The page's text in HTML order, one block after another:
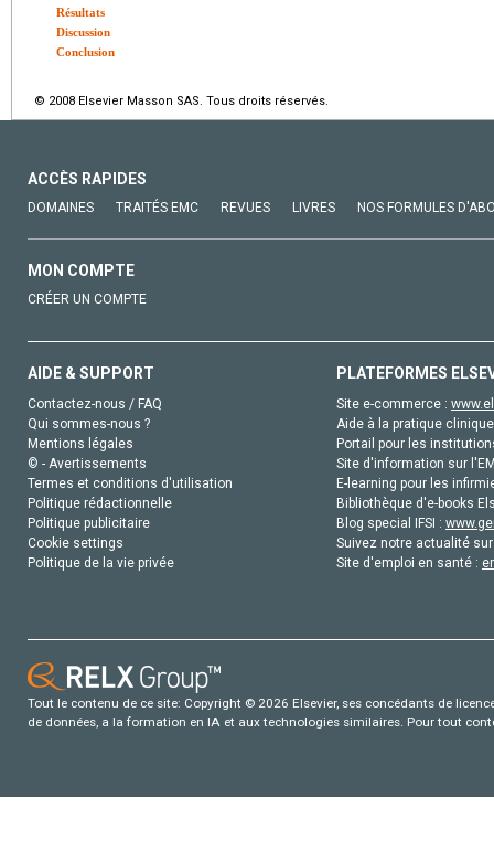
Résultats
Discussion
Conclusion
© 2008 Elsevier Masson SAS. Tous droits réservés.
ACCÈS RAPIDES
DOMAINES TRAITÉS EMC REVUES LIVRES NOS FORMULES
MON COMPTE
CRÉER UN COMPTE
AIDE & SUPPORT
Contactez-nous / FAQ
Qui sommes-nous ?
Mentions légales
© - Avertissements
Termes et conditions d'utilisation
Politique rédactionnelle
Politique publicitaire
Cookie settings
Politique de la vie privée
PLATEFORMES
Site e-commerce :
Aide à la pratique
Portail pour les
Site d'information sur
E-learning pour les
Bibliothèque d'e-books
Blog special IFSI :
Suivez notre actualité
Site d'emploi en santé :
Tout le contenu de ce site: Copyright © 2026 Elsevier, ses concédants de
de données, a la formation en IA et aux technologies similaires. Pour tout